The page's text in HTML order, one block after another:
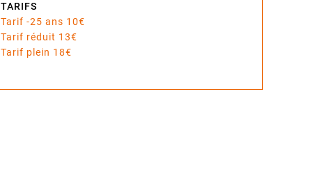
TARIFS
Tarif -25 ans 10€
Tarif réduit 13€
Tarif plein 18€